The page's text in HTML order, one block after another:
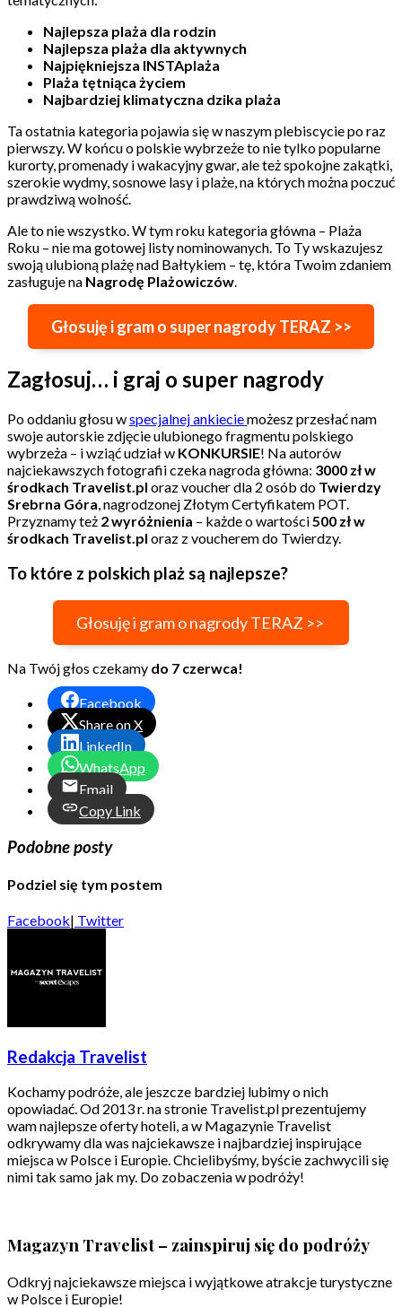
Najlepsza plaża dla rodzin
Najlepsza plaża dla aktywnych
Najpiękniejsza INSTAplaża
Plaża tętniąca życiem
Najbardziej klimatyczna dzika plaża
Ta ostatnia kategoria pojawia się w naszym plebiscycie po raz
pierwszy. W końcu o polskie wybrzeże to nie tylko popularne
kurorty, promenady i wakacyjny gwar, ale też spokojne zakątki,
szerokie wydmy, sosnowe lasy i plaże, na których można poczuć
prawdziwą wolność.
Ale to nie wszystko. W tym roku kategoria główna – Plaża
Roku – nie ma gotowej listy nominowanych. To Ty wskazujesz
swoją ulubioną plażę nad Bałtykiem – tę, która Twoim zdaniem
zasługuje na Nagrodę Plażowiczów
Głosuję i gram o super nagrody TERAZ >>
Zagłosuj… i graj o super nagrody
Po oddaniu głosu wspecjalnej ankieciemożesz przesłać nam
swoje autorskie zdjęcie ulubionego fragmentu polskiego
wybrzeża – i wziąć udział w KONKURSIE! Na autorów
najciekawszych fotografii czeka nagroda główna: 3000 zł w
środkach Travelist.pl oraz voucher dla 2 osób do Twierdzy
Srebrna Góra, nagrodzonej Złotym Certyfikatem POT.
Przyznamy też 2 wyróżnienia – każde o wartości500 zł w
środkach Travelist.pl oraz z voucherem do Twierdzy.
To które z polskich plaż są najlepsze?
Głosuję i gram o nagrody TERAZ >>
Na Twój głos czekamy do 7 czerwca!
Facebook
Share on X
LinkedIn
WhatsApp
Email
Copy Link
Podobne posty
Podziel się tym postem
Facebook| Twitter
Redakcja Travelist
Kochamy podróże, ale jeszcze bardziej lubimy o nich
opowiadać. Od 2013 r. na stronie Travelist.pl prezentujemy
wam najlepsze oferty hoteli, a w Magazynie Travelist
odkrywamy dla was najciekawsze i najbardziej inspirujące
miejsca w Polsce i Europie. Chcielibyśmy, byście zachwycili się
nimi tak samo jak my. Do zobaczenia w podróży!
Magazyn Travelist – zainspiruj się do podróży
Odkryj najciekawsze miejsca i wyjątkowe atrakcje turystyczne
w Polsce i Europie!